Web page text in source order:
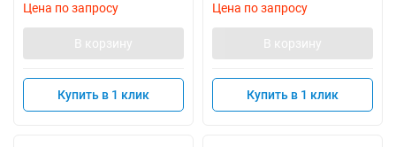
Цена по запросу
В корзину
Купить в 1 клик
Цена по запросу
В корзину
Купить в 1 клик